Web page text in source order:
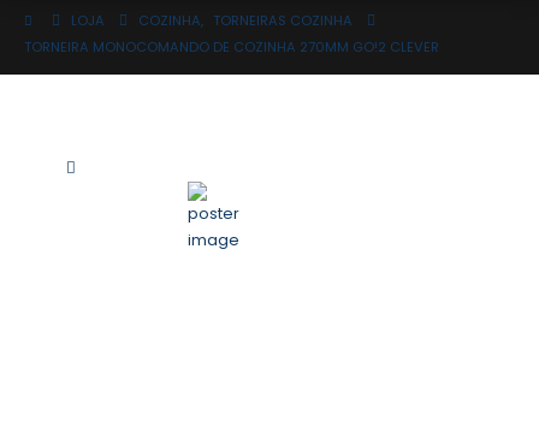
LOJA COZINHA, TORNEIRAS COZINHA
TORNEIRA MONOCOMANDO DE COZINHA 270MM GO!2 CLEVER